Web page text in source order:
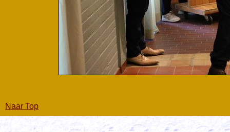
Naar Top